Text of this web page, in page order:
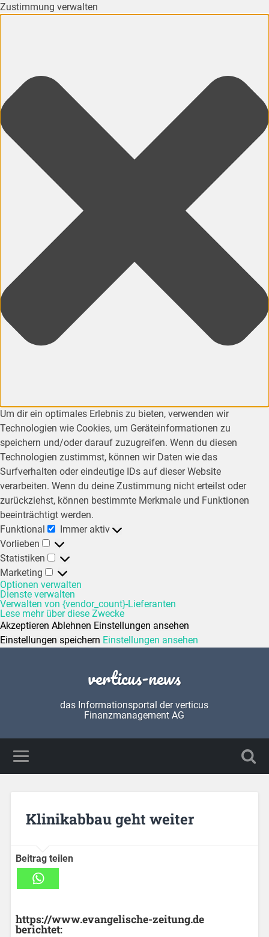
Zustimmung verwalten
Um dir ein optimales Erlebnis zu bieten, verwenden wir
Technologien wie Cookies, um Geräteinformationen zu
speichern und/oder darauf zuzugreifen. Wenn du diesen
Technologien zustimmst, können wir Daten wie das
Surfverhalten oder eindeutige IDs auf dieser Website
verarbeiten. Wenn du deine Zustimmung nicht erteilst oder
zurückziehst, können bestimmte Merkmale und Funktionen
beeinträchtigt werden.
Funktional
Immer aktiv
Vorlieben
Statistiken
Marketing
Optionen verwalten
Dienste verwalten
Verwalten von {vendor_count}-Lieferanten
Lese mehr über diese Zwecke
Akzeptieren Ablehnen Einstellungen ansehen
Einstellungen speichern Einstellungen ansehen
verticus-news
das Informationsportal der verticus
Finanzmanagement AG
Klinikabbau geht weiter
Beitrag teilen
https://www.evangelische-zeitung.de
berichtet: